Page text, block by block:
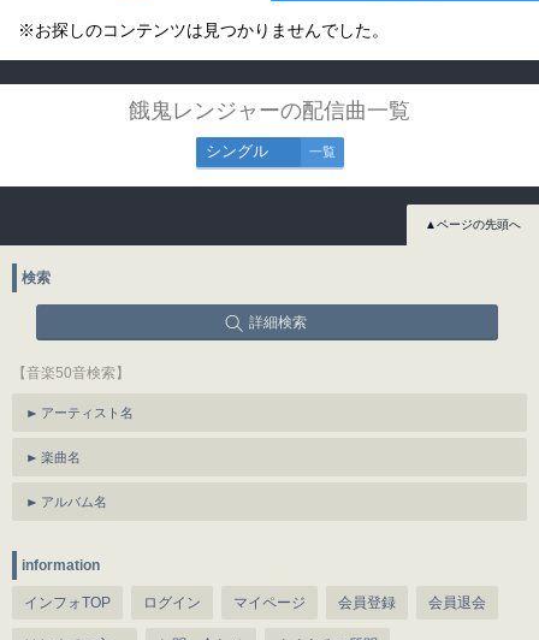
※お探しのコンテンツは見つかりませんでした。
餓鬼レンジャーの配信曲一覧
シングル 一覧
▲ページの先頭へ
検索
詳細検索
【音楽50音検索】
アーティスト名
楽曲名
アルバム名
information
インフォTOP ログイン マイページ 会員登録 会員退会